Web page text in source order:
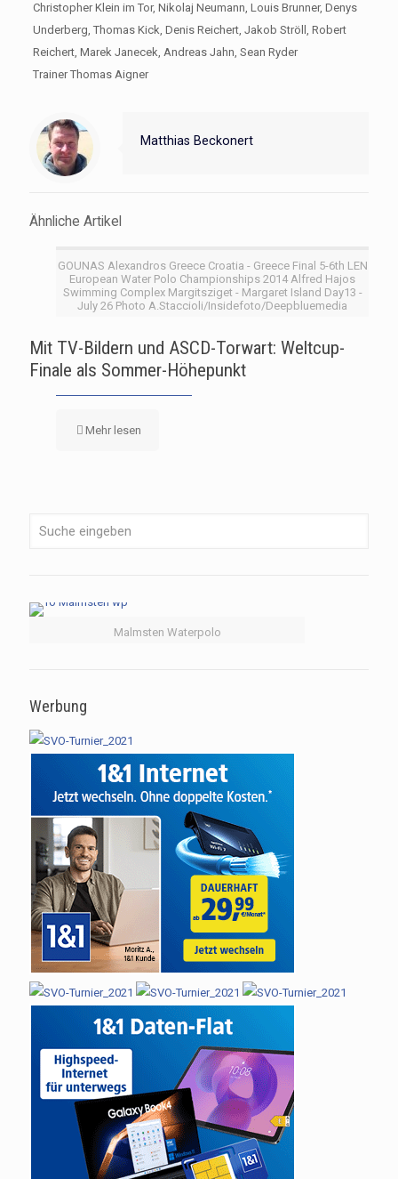
Christopher Klein im Tor, Nikolaj Neumann, Louis Brunner, Denys
Underberg, Thomas Kick, Denis Reichert, Jakob Ströll, Robert
Reichert, Marek Janecek, Andreas Jahn, Sean Ryder
Trainer Thomas Aigner
Matthias Beckonert
Ähnliche Artikel
GOUNAS Alexandros Greece Croatia - Greece Final 5-6th LEN
European Water Polo Championships 2014 Alfred Hajos
Swimming Complex Margitsziget - Margaret Island Day13 -
July 26 Photo A.Staccioli/Insidefoto/Deepbluemedia
Mit TV-Bildern und ASCD-Torwart: Weltcup-
Finale als Sommer-Höhepunkt
Mehr lesen
Malmsten Waterpolo
Werbung